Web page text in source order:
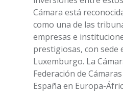
Cámara está
como una de las
empresas e
prestigiosas, con sede
Luxemburgo. La
Federación de
España en Europa-